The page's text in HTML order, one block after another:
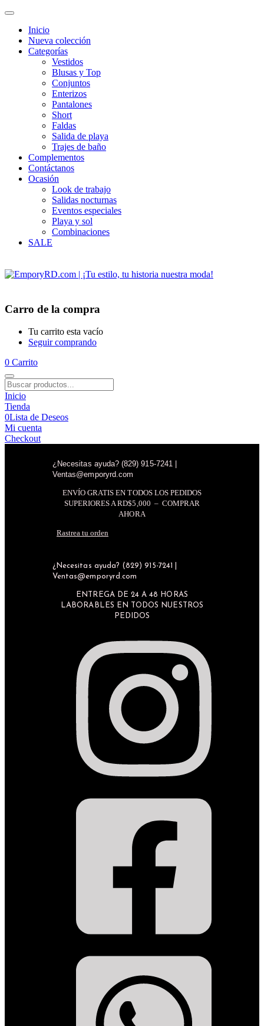
Inicio
Nueva colección
Categorías
Vestidos
Blusas y Top
Conjuntos
Enterizos
Pantalones
Short
Faldas
Salida de playa
Trajes de baño
Complementos
Contáctanos
Ocasión
Look de trabajo
Salidas nocturnas
Eventos especiales
Playa y sol
Combinaciones
SALE
Carro de la compra
Tu carrito esta vacío
Seguir comprando
0 Carrito
Inicio
Tienda
0Lista de Deseos
Mi cuenta
Checkout
¿Necesitas ayuda? (829) 915-7241 |
Ventas@emporyrd.com
ENVÍO GRATIS EN TODOS LOS PEDIDOS
SUPERIORES A RD$5,000 – COMPRAR
AHORA
Rastrea tu orden
¿Necesitas ayuda? (829) 915-7241 |
Ventas@emporyrd.com
ENTREGA DE 24 A 48 HORAS
LABORABLES EN TODOS NUESTROS
PEDIDOS